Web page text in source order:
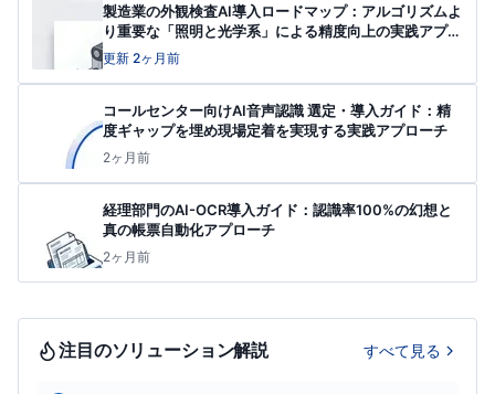
製造業の外観検査AI導入ロードマップ：アルゴリズムよ
り重要な「照明と光学系」による精度向上の実践アプロ
ーチ
更新 2ヶ月前
コールセンター向けAI音声認識 選定・導入ガイド：精
度ギャップを埋め現場定着を実現する実践アプローチ
2ヶ月前
経理部門のAI-OCR導入ガイド：認識率100%の幻想と
真の帳票自動化アプローチ
2ヶ月前
注目のソリューション解説 すべて見る